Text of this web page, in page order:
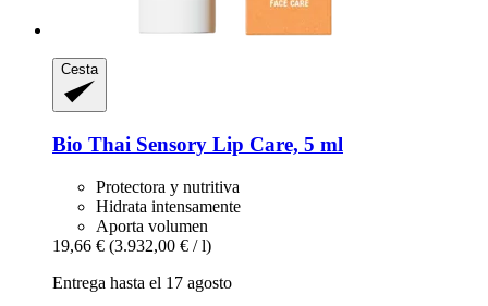
Cesta
Bio Thai Sensory Lip Care, 5 ml
Protectora y nutritiva
Hidrata intensamente
Aporta volumen
19,66 € (3.932,00 € / l)
Entrega hasta el 17 agosto